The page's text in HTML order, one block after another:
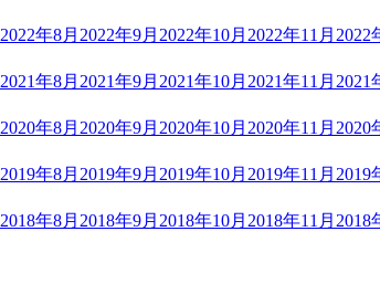
2022年8月 2022年9月 2022年10月 2022年11月 2022
2021年8月 2021年9月 2021年10月 2021年11月 2021
2020年8月 2020年9月 2020年10月 2020年11月 2020
2019年8月 2019年9月 2019年10月 2019年11月 2019
2018年8月 2018年9月 2018年10月 2018年11月 2018